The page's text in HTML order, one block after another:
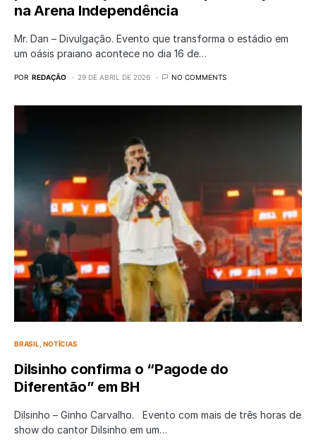
na Arena Independência
Mr. Dan – Divulgação. Evento que transforma o estádio em
um oásis praiano acontece no dia 16 de…
POR REDAÇÃO 29 DE ABRIL DE 2026 NO COMMENTS
BRASIL NOTÍCIAS
Dilsinho confirma o “Pagode do
Diferentão” em BH
Dilsinho – Ginho Carvalho. Evento com mais de três horas de
show do cantor Dilsinho em um…